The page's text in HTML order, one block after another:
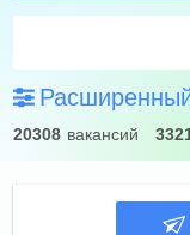
20308 вакансий